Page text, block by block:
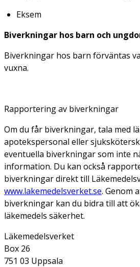
Eksem
Biverkningar hos barn och
Biverkningar hos barn förväntas
vuxna.
Rapportering av biverkningar
Om du får biverkningar, tala med
apotekspersonal eller
eventuella biverkningar som inte
information. Du kan också
biverkningar direkt till
www.lakemedelsverket.se. Genom
biverkningar kan du bidra till att
läkemedels säkerhet.
Läkemedelsverket
Box 26
751 03 Uppsala